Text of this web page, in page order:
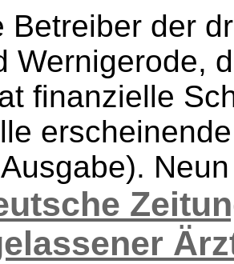
Betreiber der
Wernigerode,
finanzielle